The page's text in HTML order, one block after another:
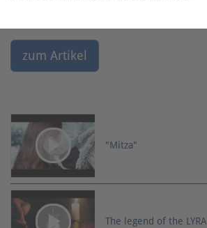
zum Artikel
"Mitza"
The legend of the LYRA